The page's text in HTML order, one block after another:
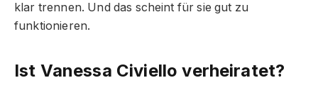
klar trennen. Und das scheint für sie gut zu
funktionieren.
Ist Vanessa Civiello verheiratet?